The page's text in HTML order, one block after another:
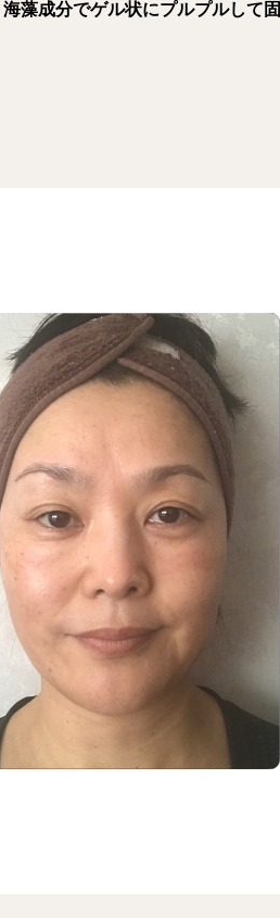
藻成分でゲル状にプルプルして固